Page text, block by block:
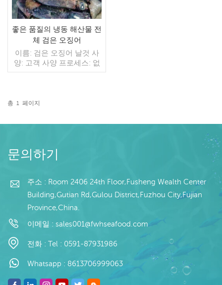
좋은 품질의 냉동 해산물 전
체 검은 오징어
이름: 검은 오징어 날것 사
양: 고객 사양 프로세스: 없
음 유약: BQF 40%(맞춤형)
매/수출 최소. 주문: 20피트
너 지불: 보자마자 TT / С확
원산지: 중국 브랜드: 푸 왕
행
총 1 페이지
문의하기
주소 : Room 2406 24th Floor,Fusheng Wealth Center
Building,Gutian Rd,Gulou District,Fuzhou City,Fujian
Province,China.
이메일 : sales001@fwhseafood.com
전화 : Tel : 0591-87931986
Whatsapp : 8613706999063